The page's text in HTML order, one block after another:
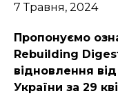
7 Травня, 2024
Пропонуємо
Rebuilding
відновлення
України за 29